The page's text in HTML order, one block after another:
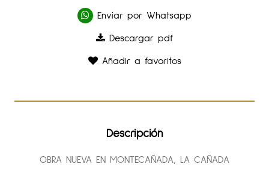
Envíar por Whatsapp
Descargar pdf
Añadir a favoritos
Descripción
OBRA NUEVA EN MONTECAÑADA, LA CAÑADA